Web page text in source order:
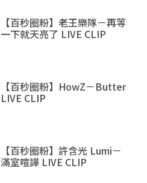
【百秒圈粉】老王樂隊－再等
一下就天亮了 LIVE CLIP
【百秒圈粉】HowZ－Butter
LIVE CLIP
【百秒圈粉】許含光 Lumi－
滿室喧譁 LIVE CLIP